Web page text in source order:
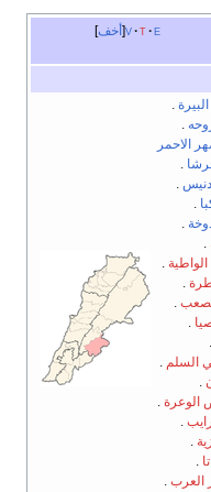
أخف v t e
البيرة .
.
الاحمر
.
.
.
.
.
الواطية .
.
.
.
.
السلم .
.
الوعرة .
.
.
.
العرب .